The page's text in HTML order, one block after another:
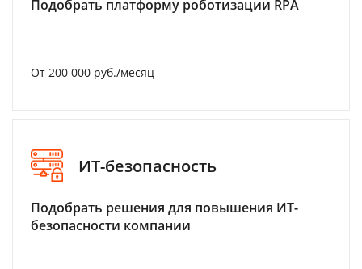
Подобрать платформу роботизации RPA
От 200 000 руб./месяц
ИТ-безопасность
Подобрать решения для повышения ИТ-
безопасности компании